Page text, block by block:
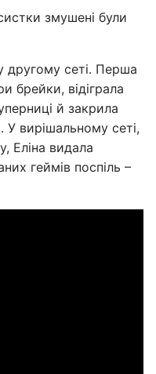
змушені були
сеті. Перша
брейки, відіграла
й закрила
вирішальному сеті,
Еліна видала
геймів поспіль –